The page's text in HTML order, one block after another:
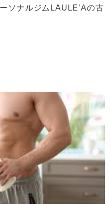
ソナルジムLAULE’Aの古